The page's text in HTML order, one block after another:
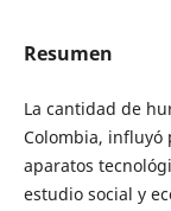
Resumen
La cantidad de
Colombia, influyó
aparatos
estudio social y